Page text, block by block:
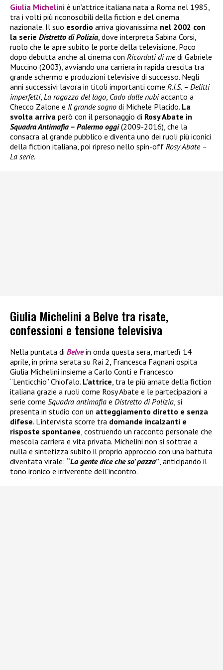
Giulia Michelini è un’attrice italiana nata a Roma nel 1985,
tra i volti più riconoscibili della fiction e del cinema
nazionale. Il suo esordio arriva giovanissima nel 2002 con
la serie Distretto di Polizia, dove interpreta Sabina Corsi,
ruolo che le apre subito le porte della televisione. Poco
dopo debutta anche al cinema con Ricordati di medi Gabriele
Muccino (2003), avviando una carriera in rapida crescita tra
grande schermo e produzioni televisive di successo. Negli
anni successivi lavora in titoli importanti come R.I.S. – Delitti
imperfetti, La ragazza del lago, Cado dalle nubiaccanto a
Checco Zalone e Il grande sogno di Michele Placido. La
svolta arriva però con il personaggio di Rosy Abate in
Squadra Antimafia – Palermo oggi(2009-2016), che la
consacra al grande pubblico e diventa uno dei ruoli più iconici
della fiction italiana, poi ripreso nello spin-off Rosy Abate –
La serie.
Giulia Michelini a Belve tra risate,
confessioni e tensione televisiva
Nella puntata di Belve in onda questa sera, martedì 14
aprile, in prima serata su Rai 2, Francesca Fagnani ospita
Giulia Michelini insieme a Carlo Conti e Francesco
“Lenticchio” Chiofalo. L’attrice, tra le più amate della fiction
italiana grazie a ruoli come Rosy Abate e le partecipazioni a
serie come Squadra antimafia e Distretto di Polizia, si
presenta in studio con un atteggiamento diretto e senza
difese. L’intervista scorre tra domande incalzanti e
risposte spontanee, costruendo un racconto personale che
mescola carriera e vita privata. Michelini non si sottrae a
nulla e sintetizza subito il proprio approccio con una battuta
diventata virale: “La gente dice che so’ pazza”, anticipando il
tono ironico e irriverente dell’incontro.